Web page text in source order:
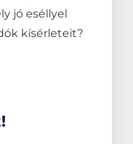
jó eséllyel
kísérleteit?